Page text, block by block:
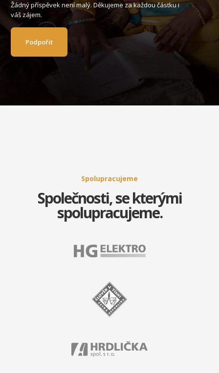
Žádný příspěvek není malý. Děkujeme za každou částku i
váš zájem.
Podpořit
Spolupracujeme
Společnosti, se kterými
spolupracujeme.